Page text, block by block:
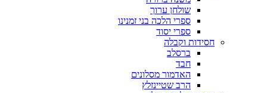
שולחן ערוך
ספרי הלכה בני זמנינו
ספרי יסוד
חסידות וקבלה
ברסלב
חבד
האדמור מסלונים
הרב שטיינזלץ